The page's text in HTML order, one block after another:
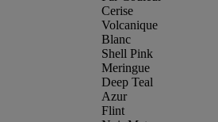
Cerise
Volcanique
Blanc
Shell Pink
Meringue
Deep Teal
Azur
Flint